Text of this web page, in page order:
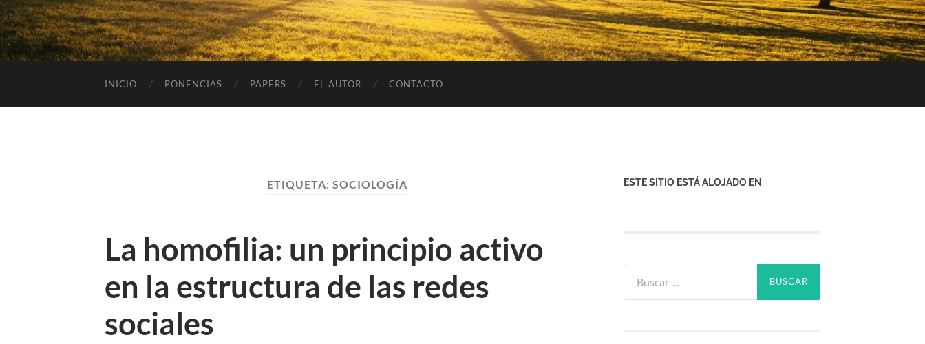
INICIO PONENCIAS PAPERS EL AUTOR CONTACTO
ETIQUETA: SOCIOLOGÍA
La homofilia: un principio activo
en la estructura de las redes
sociales
ESTE SITIO ESTÁ ALOJADO EN